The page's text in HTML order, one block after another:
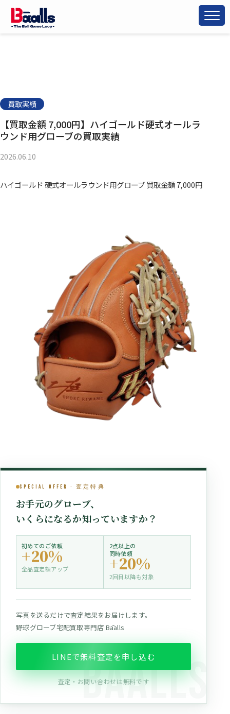
買取実績
【買取金額 7,000円】ハイゴールド硬式オールラ
ウンド用グローブの買取実績
2026.06.10
ハイゴールド 硬式オールラウンド用グローブ 買取金額 7,000円
Special Offer · 査定特典
お手元のグローブ、
いくらになるか知っていますか？
初めてのご依頼
+20%
全品査定額アップ
2点以上の
同時依頼
+20%
2回目以降も対象
写真を送るだけで査定結果をお届けします。
野球グローブ宅配買取専門店 Bāalls
LINEで無料査定を申し込む
査定・お問い合わせは無料です